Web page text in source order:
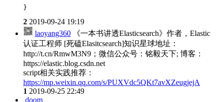
}
2 2019-09-24 19:19
laoyang360
《一本书讲透Elasticsearch》作者，Elastic
认证工程师 [死磕Elasitcsearch]知识星球地址：
http://t.cn/RmwM3N9；微信公众号：铭毅天下; 博客：
https://elastic.blog.csdn.net
script相关实践推荐：
https://mp.weixin.qq.com/s/PUXVdc5QKt7avXZeugjejA
1 2019-09-25 22:49
doom